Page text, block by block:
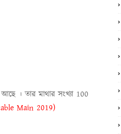
। তার মাথার সংখ্যা 100
Main 2019)